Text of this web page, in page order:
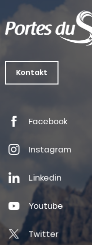
Kontakt
Facebook
Instagram
Linkedin
Youtube
Twitter